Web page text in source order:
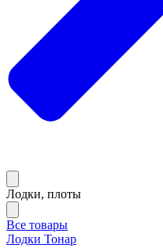
Лодки, плоты
Все товары
Лодки Тонар